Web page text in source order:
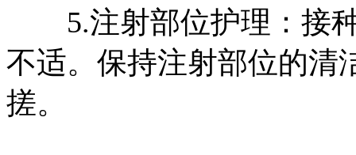
5.注射部位护理：接种
不适。保持注射部位的清
搓。